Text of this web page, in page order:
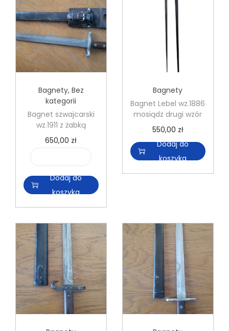
Bagnety, Bez
kategorii
Bagnet szwajcarski
wz.1911 z żabką
650,00 zł
l
o
ś
ć
B
a
g
n
e
Dodaj do
koszyka
Bagnety
Bagnet Lebel wz.1886
mosiądz drugi wzór
550,00 zł
Dodaj do
koszyka